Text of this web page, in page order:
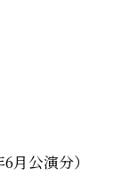
6月公演分）